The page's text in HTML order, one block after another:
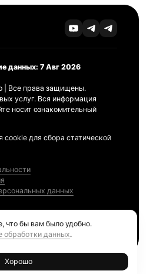
данных: 7 Авг 2026
| Все права защищены.
услуг. Вся информация
носит ознакомительный
cookie для сбора статической
данных
что бы вам было удобно.
обработки данных.
Хорошо